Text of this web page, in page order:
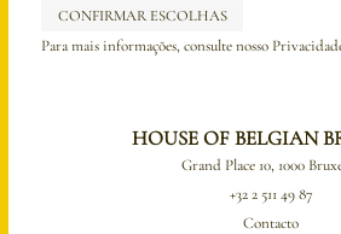
CONFIRMAR ESCOLHAS
Para mais informações, consulte nosso
HOUSE OF BELGIAN
Grand Place 10, 1000
+32 2 511 49 87
Contacto